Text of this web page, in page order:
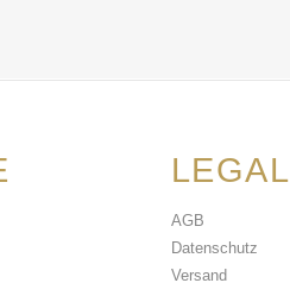
LEGAL
AGB
Datenschutz
Versand